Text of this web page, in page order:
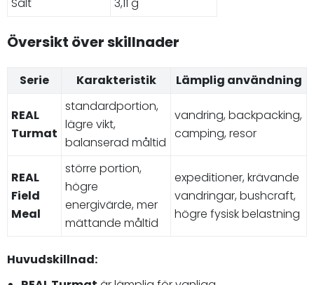
Översikt över skillnader
Serie Karakteristik Lämplig användning
REAL
Turmat
standardportion,
lägre vikt,
balanserad måltid
vandring, backpacking,
camping, resor
REAL
Field
Meal
större portion,
högre
energivärde, mer
mättande måltid
expeditioner, krävande
vandringar, bushcraft,
högre fysisk belastning
Huvudskillnad: